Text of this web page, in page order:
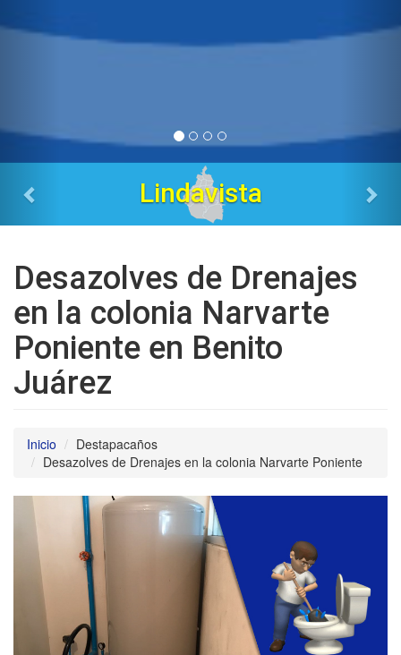
Tres Estrellas
Desazolves de Drenajes
en la colonia Narvarte
Poniente en Benito
Juárez
Inicio
Destapacaños
Desazolves de Drenajes en la colonia Narvarte Poniente